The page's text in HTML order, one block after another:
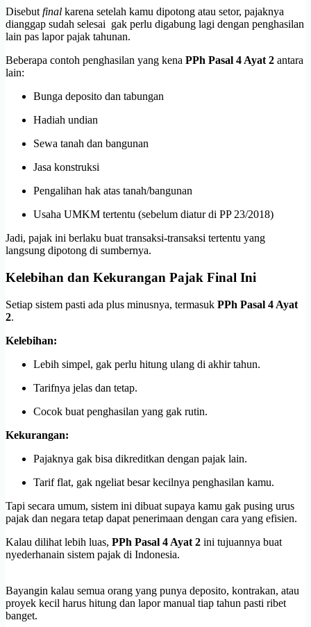
Disebut final karena setelah kamu dipotong atau setor, pajaknya
dianggap sudah selesai gak perlu digabung lagi dengan penghasilan
lain pas lapor pajak tahunan.
Beberapa contoh penghasilan yang kena PPh Pasal 4 Ayat 2 antara
lain:
Bunga deposito dan tabungan
Hadiah undian
Sewa tanah dan bangunan
Jasa konstruksi
Pengalihan hak atas tanah/bangunan
Usaha UMKM tertentu (sebelum diatur di PP 23/2018)
Jadi, pajak ini berlaku buat transaksi-transaksi tertentu yang
langsung dipotong di sumbernya.
Kelebihan dan Kekurangan Pajak Final Ini
Setiap sistem pasti ada plus minusnya, termasuk PPh Pasal 4 Ayat
2.
Kelebihan:
Lebih simpel, gak perlu hitung ulang di akhir tahun.
Tarifnya jelas dan tetap.
Cocok buat penghasilan yang gak rutin.
Kekurangan:
Pajaknya gak bisa dikreditkan dengan pajak lain.
Tarif flat, gak ngeliat besar kecilnya penghasilan kamu.
Tapi secara umum, sistem ini dibuat supaya kamu gak pusing urus
pajak dan negara tetap dapat penerimaan dengan cara yang efisien.
Kalau dilihat lebih luas, PPh Pasal 4 Ayat 2 ini tujuannya buat
nyederhanain sistem pajak di Indonesia.
Bayangin kalau semua orang yang punya deposito, kontrakan, atau
proyek kecil harus hitung dan lapor manual tiap tahun pasti ribet
banget.